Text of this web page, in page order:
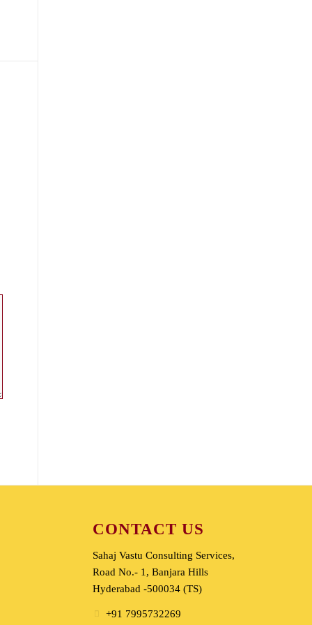
CONTACT US
Sahaj Vastu Consulting Services,
Road No.- 1, Banjara Hills
Hyderabad -500034 (TS)
+91 7995732269